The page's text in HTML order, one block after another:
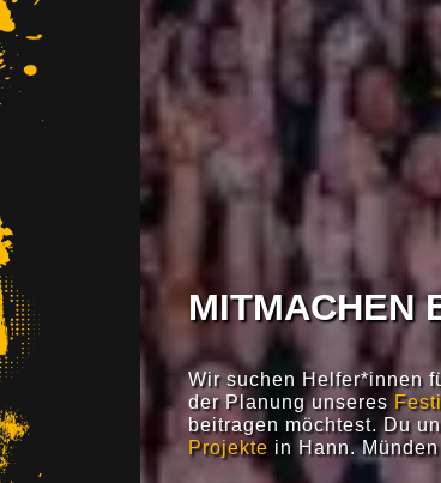
MITMACHEN
Wir suchen Helfer*innen
der Planung unseres
beitragen möchtest. Du
Projekte in Hann.